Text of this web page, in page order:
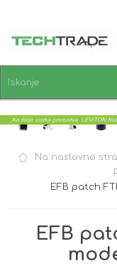
PRIJAVA
Na naslovno
EFB patch
EFB